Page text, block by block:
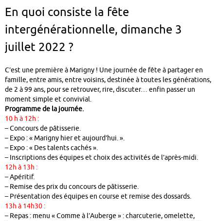
En quoi consiste la fête
intergénérationnelle, dimanche 3
juillet 2022 ?
C’est une première à Marigny ! Une journée de fête à partager en
famille, entre amis, entre voisins, destinée à toutes les générations,
de 2 à 99 ans, pour se retrouver, rire, discuter… enfin passer un
moment simple et convivial.
Programme de la journée.
10 h à 12h :
– Concours de pâtisserie.
– Expo : « Marigny hier et aujourd’hui. ».
– Expo : « Des talents cachés ».
– Inscriptions des équipes et choix des activités de l’après-midi.
12h à 13h :
– Apéritif.
– Remise des prix du concours de pâtisserie.
– Présentation des équipes en course et remise des dossards.
13h à 14h30 :
– Repas : menu « Comme à l’Auberge » : charcuterie, omelette,